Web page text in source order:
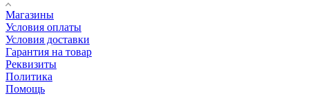
Магазины
Условия оплаты
Условия доставки
Гарантия на товар
Реквизиты
Политика
Помощь